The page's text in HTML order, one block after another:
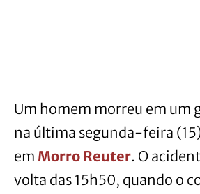
Um homem morreu em um
na última segunda-feira
em Morro Reuter. O
volta das 15h50, quando o